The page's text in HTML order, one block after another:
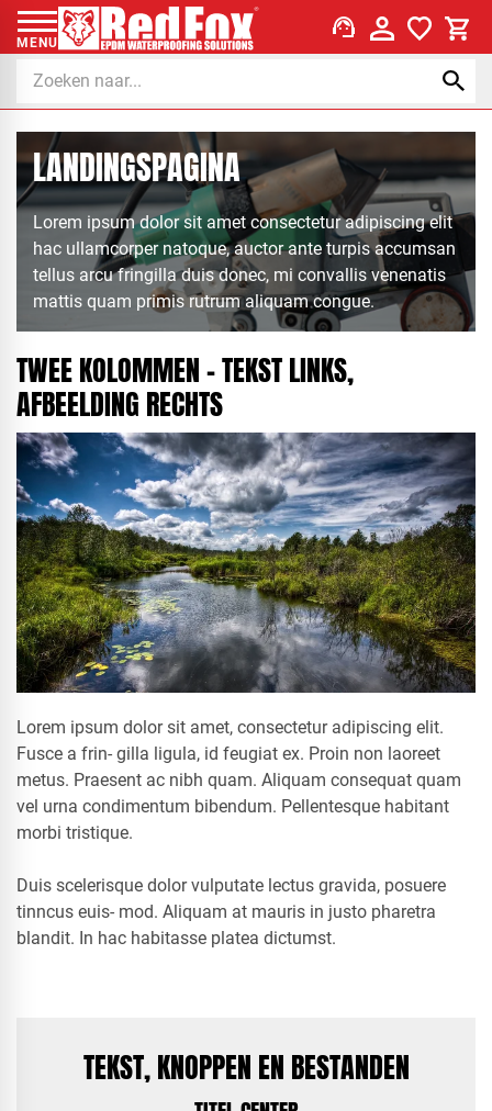
MENU support_agent
LANDINGSPAGINA
Lorem ipsum dolor sit amet consectetur adipiscing elit
hac ullamcorper natoque, auctor ante turpis accumsan
tellus arcu fringilla duis donec, mi convallis venenatis
mattis quam primis rutrum aliquam congue.
TWEE KOLOMMEN - TEKST LINKS,
AFBEELDING RECHTS
Lorem ipsum dolor sit amet, consectetur adipiscing elit.
Fusce a frin- gilla ligula, id feugiat ex. Proin non laoreet
metus. Praesent ac nibh quam. Aliquam consequat quam
vel urna condimentum bibendum. Pellentesque habitant
morbi tristique.
Duis scelerisque dolor vulputate lectus gravida, posuere
tinncus euis- mod. Aliquam at mauris in justo pharetra
blandit. In hac habitasse platea dictumst.
TEKST, KNOPPEN EN BESTANDEN